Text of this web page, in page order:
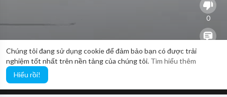
Chúng tôi đang sử dụng cookie để đảm bảo bạn có được trải
nghiệm tốt nhất trên nền tảng của chúng tôi. Tìm hiểu thêm
Hiểu rồi!
0